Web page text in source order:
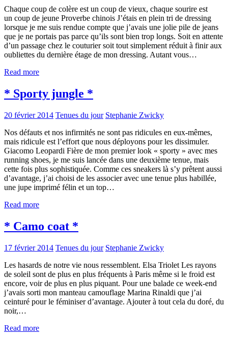
Chaque coup de colère est un coup de vieux, chaque sourire est
un coup de jeune Proverbe chinois J’étais en plein tri de dressing
lorsque je me suis rendue compte que j’avais une jolie pile de jeans
que je ne portais pas parce qu’ils sont bien trop longs. Soit en attente
d’un passage chez le couturier soit tout simplement réduit à finir aux
oubliettes du dernière étage de mon dressing. Autant vous…
Read more
* Sporty jungle *
20 février 2014 Tenues du jour Stephanie Zwicky
Nos défauts et nos infirmités ne sont pas ridicules en eux-mêmes,
mais ridicule est l’effort que nous déployons pour les dissimuler.
Giacomo Leopardi Fière de mon premier look « sporty » avec mes
running shoes, je me suis lancée dans une deuxième tenue, mais
cette fois plus sophistiquée. Comme ces sneakers là s’y prêtent aussi
d’avantage, j’ai choisi de les associer avec une tenue plus habillée,
une jupe imprimé félin et un top…
Read more
* Camo coat *
17 février 2014 Tenues du jour Stephanie Zwicky
Les hasards de notre vie nous ressemblent. Elsa Triolet Les rayons
de soleil sont de plus en plus fréquents à Paris même si le froid est
encore, voir de plus en plus piquant. Pour une balade ce week-end
j’avais sorti mon manteau camouflage Marina Rinaldi que j’ai
ceinturé pour le féminiser d’avantage. Ajouter à tout cela du doré, du
noir,…
Read more